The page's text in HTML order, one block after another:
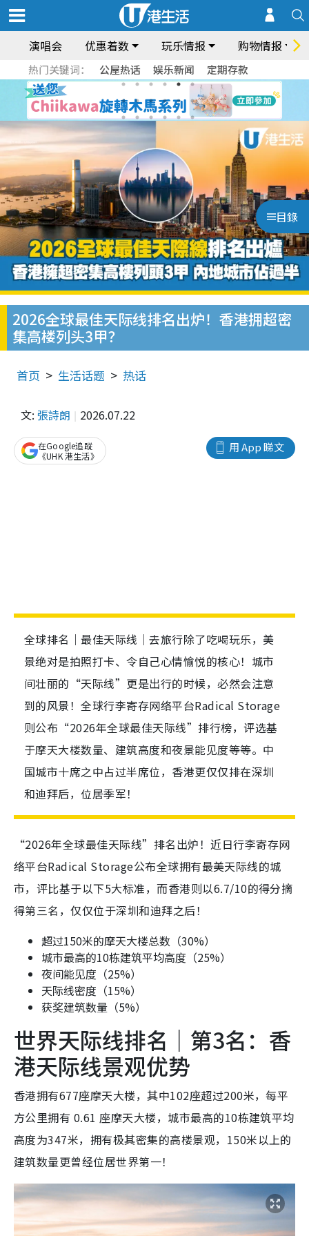
演唱会 优惠着数 玩乐情报 购物情报
热门关键词： 公屋热话 娱乐新闻 定期存款
目錄
2026全球最佳天际线排名出炉！香港拥超密
集高楼列头3甲？
首页 生活话题 热话
文: 張詩朗 2026.07.22
用 App 睇文
在Google追蹤
《UHK 港生活》
全球排名｜最佳天际线｜去旅行除了吃喝玩乐，美
景绝对是拍照打卡、令自己心情愉悦的核心！城市
间壮丽的“天际线”更是出行的时候，必然会注意
到的风景！全球行李寄存网络平台Radical Storage
则公布“2026年全球最佳天际线”排行榜，评选基
于摩天大楼数量、建筑高度和夜景能见度等等。中
国城市十席之中占过半席位，香港更仅仅排在深圳
和迪拜后，位居季军！
“2026年全球最佳天际线”排名出炉！近日行李寄存网
络平台Radical Storage公布全球拥有最美天际线的城
市，评比基于以下5大标准，而香港则以6.7/10的得分摘
得第三名，仅仅位于深圳和迪拜之后！
超过150米的摩天大楼总数（30%）
城市最高的10栋建筑平均高度（25%）
夜间能见度（25%）
天际线密度（15%）
获奖建筑数量（5%）
世界天际线排名｜第3名：香
港天际线景观优势
香港拥有677座摩天大楼，其中102座超过200米，每平
方公里拥有 0.61 座摩天大楼，城市最高的10栋建筑平均
高度为347米，拥有极其密集的高楼景观，150米以上的
建筑数量更曾经位居世界第一！